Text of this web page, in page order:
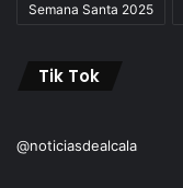
Semana Santa 2025
Tik Tok
@noticiasdealcala